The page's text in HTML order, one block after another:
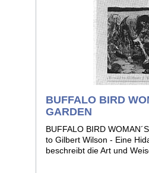
BUFFALO BIRD
GARDEN
BUFFALO BIRD
to Gilbert Wilson - Eine
beschreibt die Art und